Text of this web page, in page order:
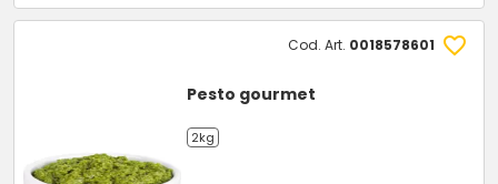
Cod. Art. 0018578601
Pesto gourmet
2kg